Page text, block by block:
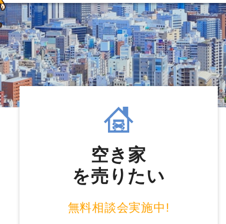
空き家
を売りたい
無料相談会実施中!